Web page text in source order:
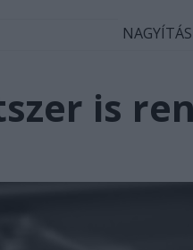
NAGYÍTÁS
is